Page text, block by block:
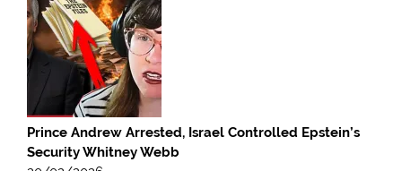
Prince Andrew Arrested, Israel Controlled Epstein’s
Security Whitney Webb